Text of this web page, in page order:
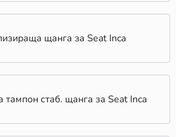
щанга за Seat Inca
тампон стаб. щанга за Seat Inca